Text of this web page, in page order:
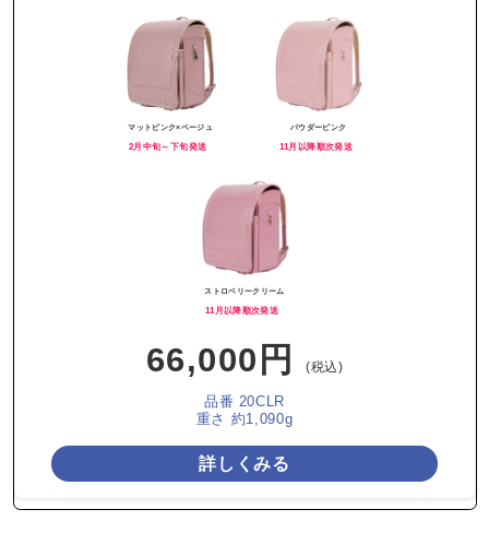
マットピンク×ベージュ
2月中旬～下旬発送
パウダーピンク
11月以降順次発送
ストロベリークリーム
11月以降順次発送
66,000円 (税込)
品番 20CLR
重さ 約1,090g
詳しくみる